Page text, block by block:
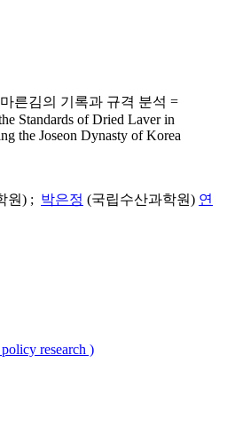
른김의 기록과 규격 분석 =
Standards of Dried Laver in
the Joseon Dynasty of Korea
원) ; 박은정 (국립수산과학원) 연
research )